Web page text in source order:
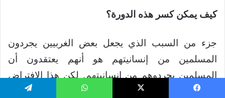
كيف يمكن كسر هذه الدورة؟
جزء من السبب الذي يجعل بعض الغربيين يجردون
المسلمين من إنسانيتهم هو أنهم يعتقدون أن
المسلمين يجردوهم من إنسانيتهم. لكن هذا الافتراض
خاطئ.